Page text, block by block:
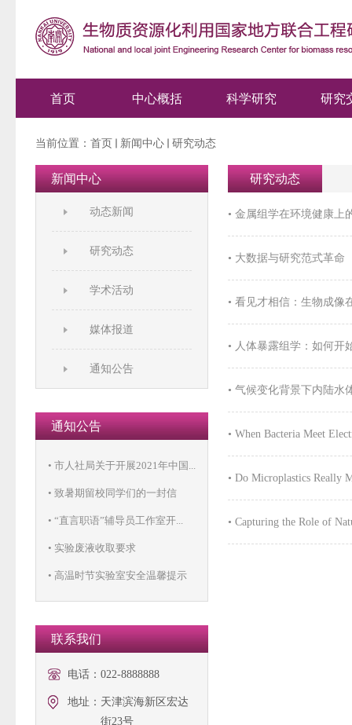
首页 中心概括 科学研究 研究
当前位置： 首页 新闻中心 研究动态
新闻中心
动态新闻
研究动态
学术活动
媒体报道
通知公告
通知公告
• 市人社局关于开展2021年中国...
• 致暑期留校同学们的一封信
• “直言职语”辅导员工作室开...
• 实验废液收取要求
• 高温时节实验室安全温馨提示
联系我们
电话： 022-8888888
地址： 天津滨海新区宏达
街23号
研究动态
• 金属组学在环境健康上
• 大数据与研究范式革命
• 看见才相信：生物成像
• 人体暴露组学：如何开
• 气候变化背景下内陆水
• When Bacteria Meet
• Do Microplastics Really
• Capturing the Role of